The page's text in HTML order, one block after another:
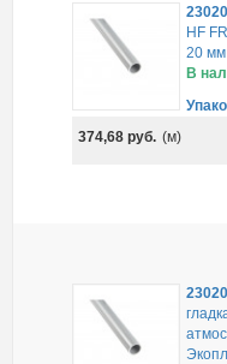
HF
20 мм
В
374,68руб. (м)